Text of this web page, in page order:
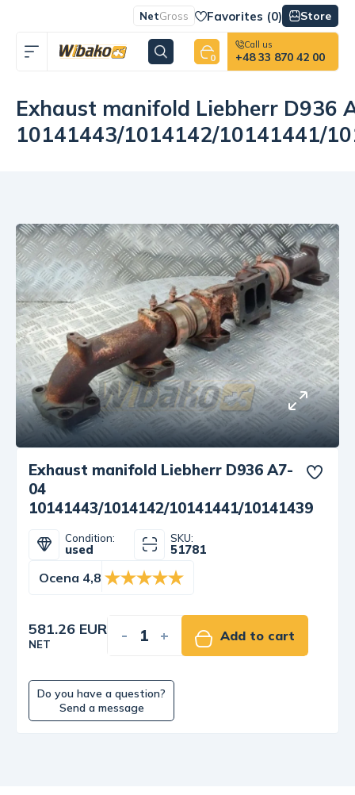
NetGross Favorites (0) Store
0
Call us
+48 33 870 42 00
Exhaust manifold Liebherr D936
10141443/1014142/10141441/
Exhaust manifold Liebherr D936 A7-
04
10141443/1014142/10141441/10141439
Condition:
used
SKU:
51781
Ocena 4,8
581.26 EUR
NET - + Add to cart
Do you have a question?
Send a message